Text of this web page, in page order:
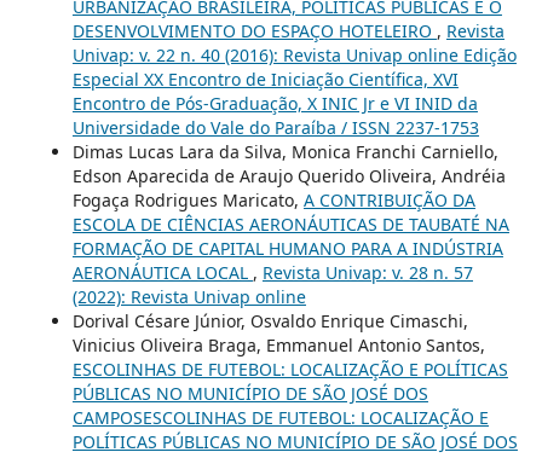
URBANIZAÇÃO BRASILEIRA, POLÍTICAS PÚBLICAS E O
DESENVOLVIMENTO DO ESPAÇO HOTELEIRO , Revista
Univap: v. 22 n. 40 (2016): Revista Univap online Edição
Especial XX Encontro de Iniciação Científica, XVI
Encontro de Pós-Graduação, X INIC Jr e VI INID da
Universidade do Vale do Paraíba / ISSN 2237-1753
Dimas Lucas Lara da Silva, Monica Franchi Carniello,
Edson Aparecida de Araujo Querido Oliveira, Andréia
Fogaça Rodrigues Maricato, A CONTRIBUIÇÃO DA
ESCOLA DE CIÊNCIAS AERONÁUTICAS DE TAUBATÉ NA
FORMAÇÃO DE CAPITAL HUMANO PARA A INDÚSTRIA
AERONÁUTICA LOCAL , Revista Univap: v. 28 n. 57
(2022): Revista Univap online
Dorival Césare Júnior, Osvaldo Enrique Cimaschi,
Vinicius Oliveira Braga, Emmanuel Antonio Santos,
ESCOLINHAS DE FUTEBOL: LOCALIZAÇÃO E POLÍTICAS
PÚBLICAS NO MUNICÍPIO DE SÃO JOSÉ DOS
CAMPOSESCOLINHAS DE FUTEBOL: LOCALIZAÇÃO E
POLÍTICAS PÚBLICAS NO MUNICÍPIO DE SÃO JOSÉ DOS